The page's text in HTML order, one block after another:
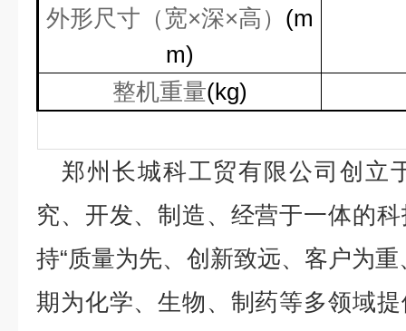
外形尺寸（宽×深×高） (m
m)
整机重量(kg)
郑州长城科工贸有限公司创立
究、开发、制造、经营于一体的
持“质量为先、创新致远、客户为
期为化学、生物、制药等多领域